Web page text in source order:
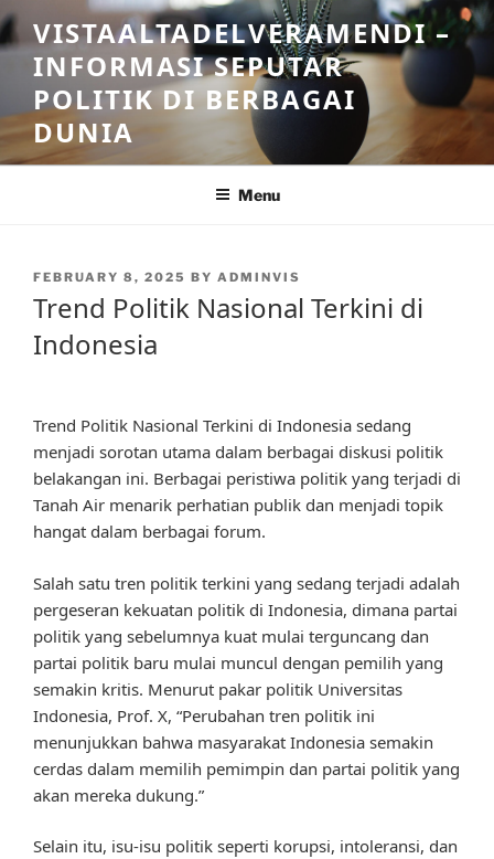
Skip
to
content
VISTAALTADELVERAMENDI –
INFORMASI SEPUTAR
POLITIK DI BERBAGAI
DUNIA
Menu
POSTED
FEBRUARY 8, 2025 BY ADMINVIS
Trend Politik Nasional Terkini di
Indonesia
Trend Politik Nasional Terkini di Indonesia sedang
menjadi sorotan utama dalam berbagai diskusi politik
belakangan ini. Berbagai peristiwa politik yang terjadi di
Tanah Air menarik perhatian publik dan menjadi topik
hangat dalam berbagai forum.
Salah satu tren politik terkini yang sedang terjadi adalah
pergeseran kekuatan politik di Indonesia, dimana partai
politik yang sebelumnya kuat mulai terguncang dan
partai politik baru mulai muncul dengan pemilih yang
semakin kritis. Menurut pakar politik Universitas
Indonesia, Prof. X, “Perubahan tren politik ini
menunjukkan bahwa masyarakat Indonesia semakin
cerdas dalam memilih pemimpin dan partai politik yang
akan mereka dukung.”
Selain itu, isu-isu politik seperti korupsi, intoleransi, dan